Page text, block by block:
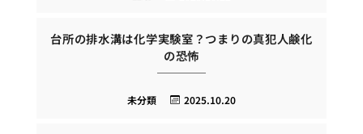
台所の排水溝は化学実験室？つまりの真犯人鹸化
の恐怖
2025.10.20
未分類